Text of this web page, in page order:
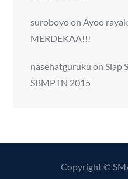
suroboyoon Ayoo
MERDEKAA!!!
nasehatguruku on Siap
SBMPTN 2015
Copyright ©